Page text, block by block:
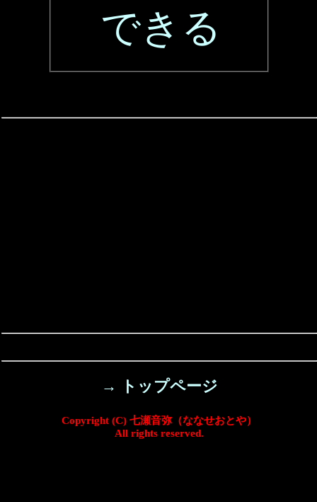
できる
→ トップページ
Copyright (C) 七瀬音弥（ななせおとや）
All rights reserved.